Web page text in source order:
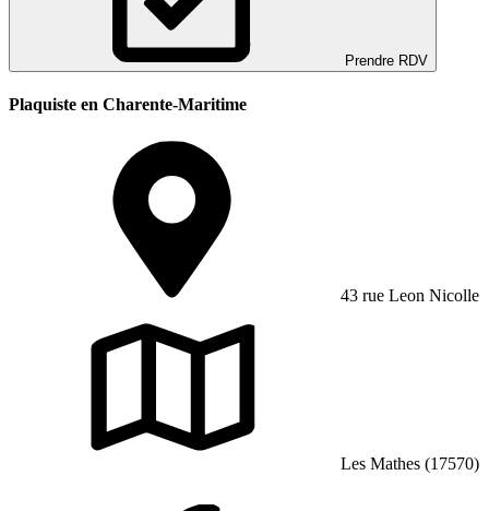
Prendre RDV
Plaquiste en Charente-Maritime
43 rue Leon Nicolle
Les Mathes (17570)